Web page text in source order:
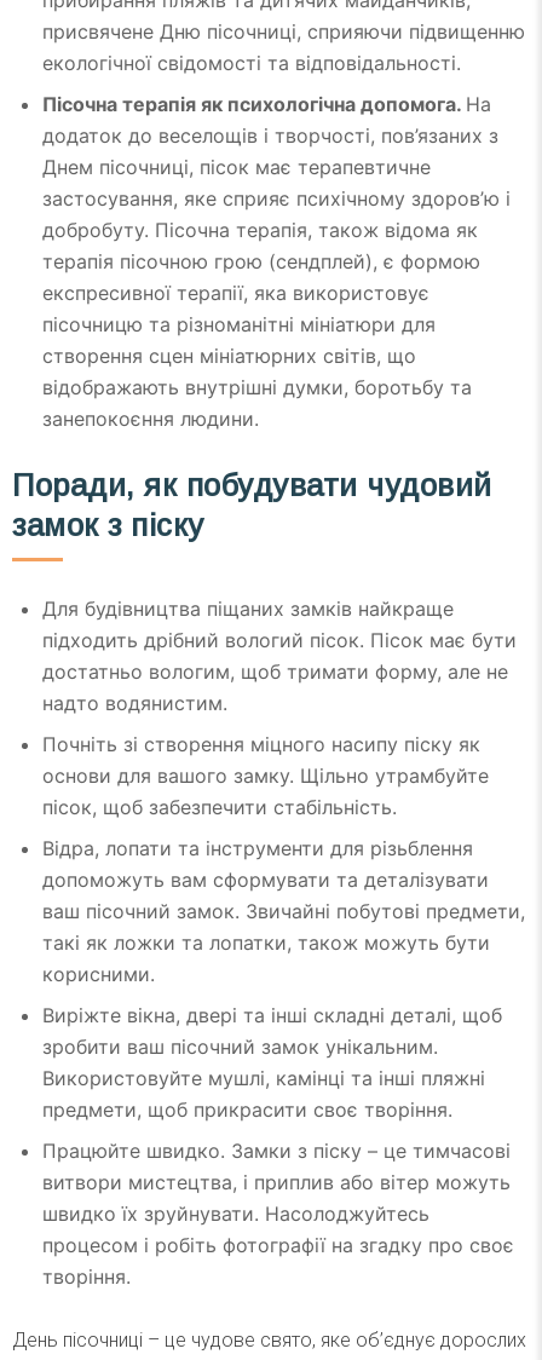
присвячене Дню пісочниці, сприяючи підвищенню
екологічної свідомості та відповідальності.
Пісочна терапія як психологічна допомога. На
додаток до веселощів і творчості, пов’язаних з
Днем пісочниці, пісок має терапевтичне
застосування, яке сприяє психічному здоров’ю і
добробуту. Пісочна терапія, також відома як
терапія пісочною грою (сендплей), є формою
експресивної терапії, яка використовує
пісочницю та різноманітні мініатюри для
створення сцен мініатюрних світів, що
відображають внутрішні думки, боротьбу та
занепокоєння людини.
Поради, як побудувати чудовий
замок з піску
Для будівництва піщаних замків найкраще
підходить дрібний вологий пісок. Пісок має бути
достатньо вологим, щоб тримати форму, але не
надто водянистим.
Почніть зі створення міцного насипу піску як
основи для вашого замку. Щільно утрамбуйте
пісок, щоб забезпечити стабільність.
Відра, лопати та інструменти для різьблення
допоможуть вам сформувати та деталізувати
ваш пісочний замок. Звичайні побутові предмети,
такі як ложки та лопатки, також можуть бути
корисними.
Виріжте вікна, двері та інші складні деталі, щоб
зробити ваш пісочний замок унікальним.
Використовуйте мушлі, камінці та інші пляжні
предмети, щоб прикрасити своє творіння.
Працюйте швидко. Замки з піску – це тимчасові
витвори мистецтва, і приплив або вітер можуть
швидко їх зруйнувати. Насолоджуйтесь
процесом і робіть фотографії на згадку про своє
творіння.
День пісочниці – це чудове свято, яке об’єднує дорослих